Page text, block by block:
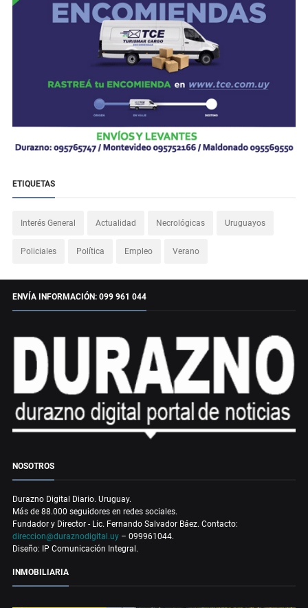
ETIQUETAS
Interés General Actualidad Necrológicas Uruguayos
Policiales Política Empleo Verano
ENVÍA INFORMACIÓN: 099 961 044
NOSOTROS
Durazno Digital Diario. Uruguay.
Más de 88.000 seguidores en redes sociales.
Fundador y Director - Lic. Fernando Salvador Báez. Contacto:
direccion@duraznodigital.uy – 099961044.
Diseño: IP Comunicación Integral.
INMOBILIARIA